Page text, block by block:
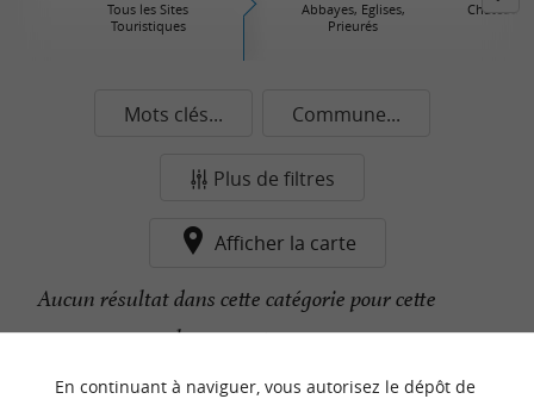
Tous les Sites
Touristiques
Abbayes, Eglises,
Prieurés
Châteaux
Mots clés... Commune...
Plus de filtres
Afficher la carte
Aucun résultat dans cette catégorie pour cette
commune pour le moment...
En continuant à naviguer, vous autorisez le dépôt de